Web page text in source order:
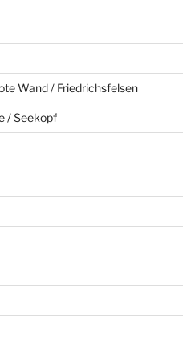
Wand / Friedrichsfelsen
/ Seekopf